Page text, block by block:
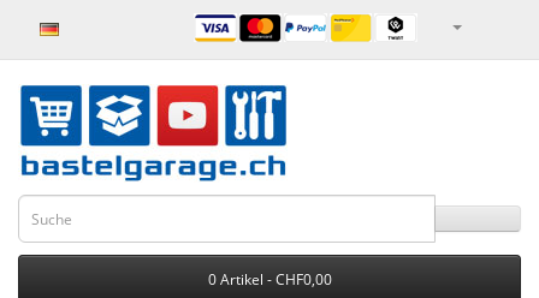
0 Artikel - CHF0,00